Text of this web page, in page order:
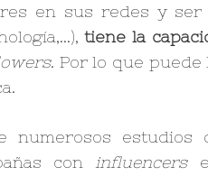
en sus redes y
tiene la
. Por lo que
numerosos estudios
con influencers